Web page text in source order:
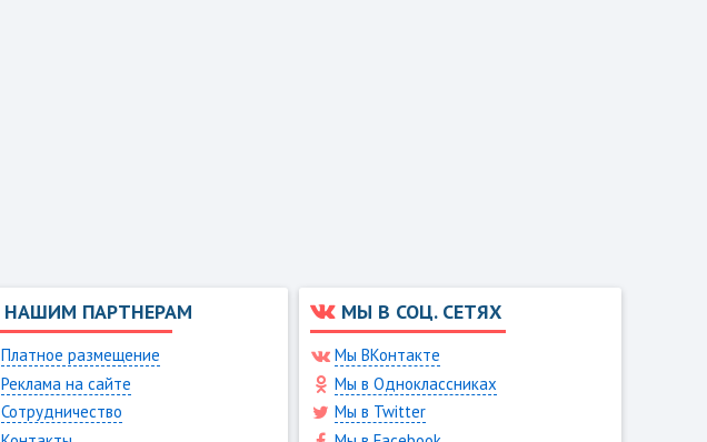
НАШИМ ПАРТНЕРАМ
Платное размещение
Реклама на сайте
Сотрудничество
МЫ В СОЦ. СЕТЯХ
Мы ВКонтакте
Мы в Одноклассниках
Мы в Twitter